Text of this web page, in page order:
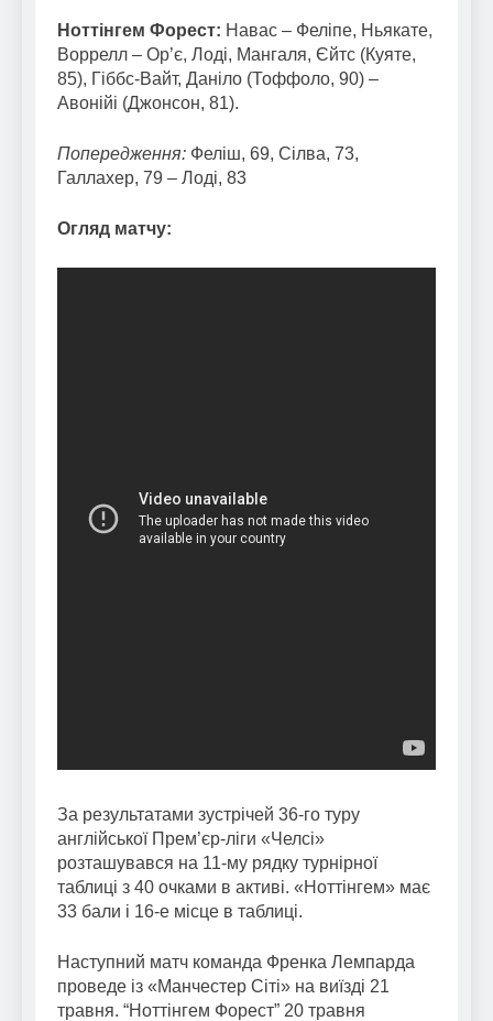
Ноттінгем Форест: Навас – Феліпе, Ньякате,
Воррелл – Ор’є, Лоді, Мангаля, Єйтс (Куяте,
85), Гіббс-Вайт, Даніло (Тоффоло, 90) –
Авонійі (Джонсон, 81).
Попередження: Феліш, 69, Сілва, 73,
Галлахер, 79 – Лоді, 83
Огляд матчу:
За результатами зустрічей 36-го туру
англійської Прем’єр-ліги «Челсі»
розташувався на 11-му рядку турнірної
таблиці з 40 очками в активі. «Ноттінгем» має
33 бали і 16-е місце в таблиці.
Наступний матч команда Френка Лемпарда
проведе із «Манчестер Сіті» на виїзді 21
травня. “Ноттінгем Форест” 20 травня